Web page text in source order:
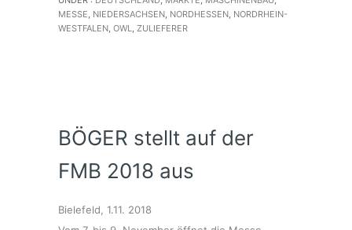
MESSE, NIEDERSACHSEN, NORDHESSEN, NORDRHEIN-
WESTFALEN, OWL, ZULIEFERER
BÖGER stellt auf der
FMB 2018 aus
Bielefeld, 1.11. 2018